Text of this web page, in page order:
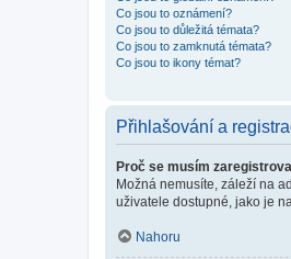
Co jsou to oznámení?
Co jsou to důležitá témata?
Co jsou to zamknutá témata?
Co jsou to ikony témat?
Přihlašování a
Proč se musím
Možná nemusíte, záleží na
uživatele dostupné, jako je
Nahoru